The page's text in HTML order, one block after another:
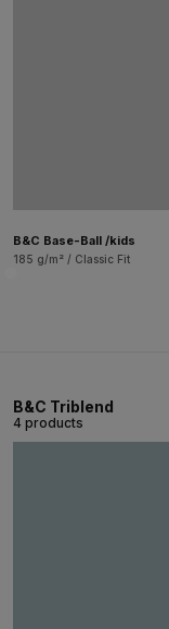
B&C Base-Ball /kids
185 g/m² / Classic Fit
B&C Triblend
4 products